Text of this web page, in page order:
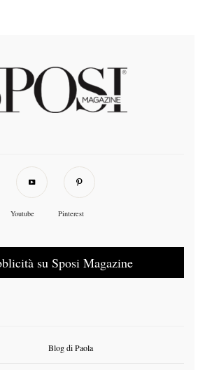
Youtube Pinterest
su Sposi Magazine
Blog di Paola